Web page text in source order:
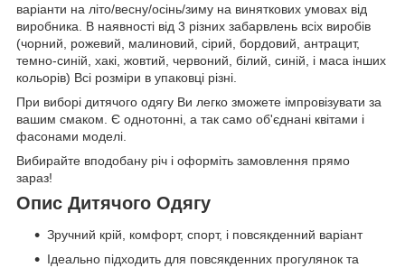
варіанти на літо/весну/осінь/зиму на виняткових умовах від
виробника. В наявності від 3 різних забарвлень всіх виробів
(чорний, рожевий, малиновий, сірий, бордовий, антрацит,
темно-синій, хакі, жовтий, червоний, білий, синій, і маса інших
кольорів) Всі розміри в упаковці різні.
При виборі дитячого одягу Ви легко зможете імпровізувати за
вашим смаком. Є однотонні, а так само об'єднані квітами і
фасонами моделі.
Вибирайте вподобану річ і оформіть замовлення прямо
зараз!
Опис Дитячого Одягу
Зручний крій, комфорт, спорт, і повсякденний варіант
Ідеально підходить для повсякденних прогулянок та